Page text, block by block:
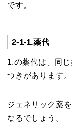
です。
2-1-1.薬代
1.の薬代は、同
つきがあります。
ジェネリック薬
なるでしょう。